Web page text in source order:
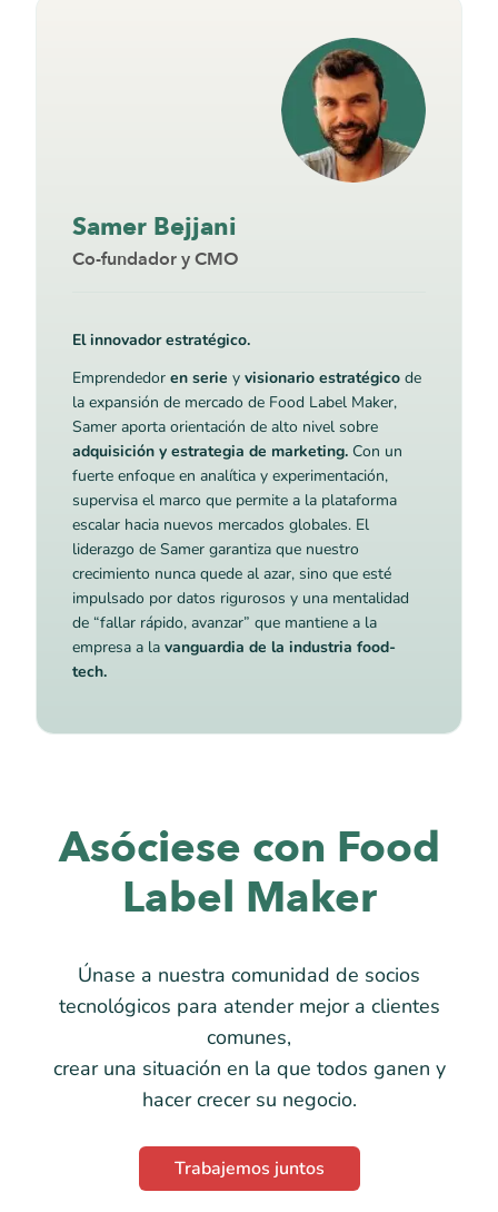
Samer Bejjani
Co-fundador y CMO
El innovador estratégico.
Emprendedor en serie y visionario estratégico de
la expansión de mercado de Food Label Maker,
Samer aporta orientación de alto nivel sobre
adquisición y estrategia de marketing. Con un
fuerte enfoque en analítica y experimentación,
supervisa el marco que permite a la plataforma
escalar hacia nuevos mercados globales. El
liderazgo de Samer garantiza que nuestro
crecimiento nunca quede al azar, sino que esté
impulsado por datos rigurosos y una mentalidad
de “fallar rápido, avanzar” que mantiene a la
empresa a la vanguardia de la industria food-
tech.
Asóciese con Food
Label Maker
Únase a nuestra comunidad de socios
tecnológicos para atender mejor a clientes
comunes,
crear una situación en la que todos ganen y
hacer crecer su negocio.
Trabajemos juntos